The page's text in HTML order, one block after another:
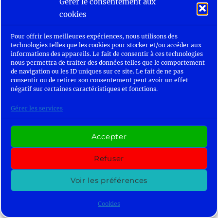
cookies
Pour offrir les meilleures expériences, nous utilisons des
technologies telles que les cookies pour stocker et/ou accéder aux
informations des appareils. Le fait de consentir à ces technologies
nous permettra de traiter des données telles que le comportement
de navigation ou les ID uniques sur ce site. Le fait de ne pas
consentir ou de retirer son consentement peut avoir un effet
négatif sur certaines caractéristiques et fonctions.
Gérer les services
Accepter
Refuser
Voir les préférences
Cookies
of